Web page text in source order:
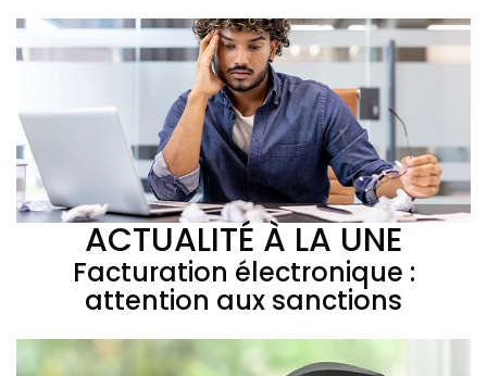
ACTUALITÉ À LA UNE
Facturation électronique :
attention aux sanctions